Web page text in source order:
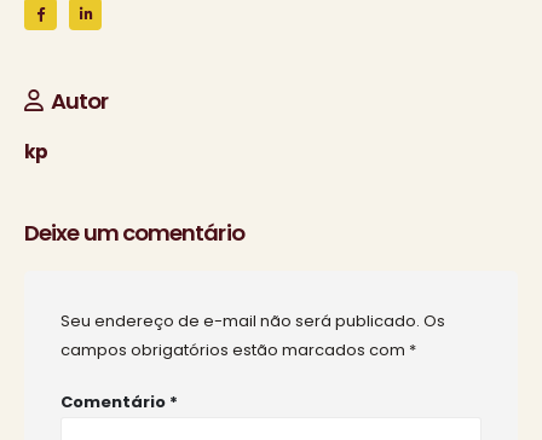
Autor
kp
Deixe um comentário
Seu endereço de e-mail não será publicado. Os
campos obrigatórios estão marcados com *
Comentário *